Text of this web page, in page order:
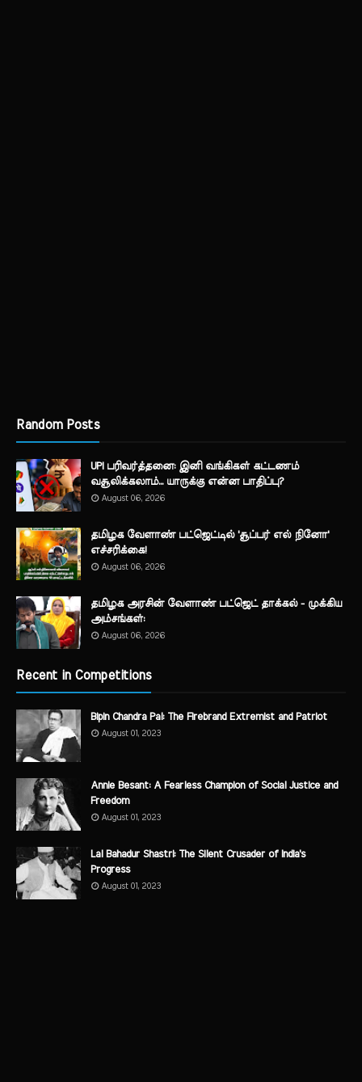
Random Posts
UPI பரிவர்த்தனை: இனி வங்கிகள் கட்டணம்
வசூலிக்கலாம்... யாருக்கு என்ன பாதிப்பு?
August 06, 2026
தமிழக வேளாண் பட்ஜெட்டில் 'சூப்பர் எல் நினோ'
எச்சரிக்கை!
August 06, 2026
தமிழக அரசின் வேளாண் பட்ஜெட் தாக்கல் - முக்கிய
அம்சங்கள்:
August 06, 2026
Recent in Competitions
Bipin Chandra Pal: The Firebrand Extremist and Patriot
August 01, 2023
Annie Besant: A Fearless Champion of Social Justice and
Freedom
August 01, 2023
Lal Bahadur Shastri: The Silent Crusader of India's
Progress
August 01, 2023